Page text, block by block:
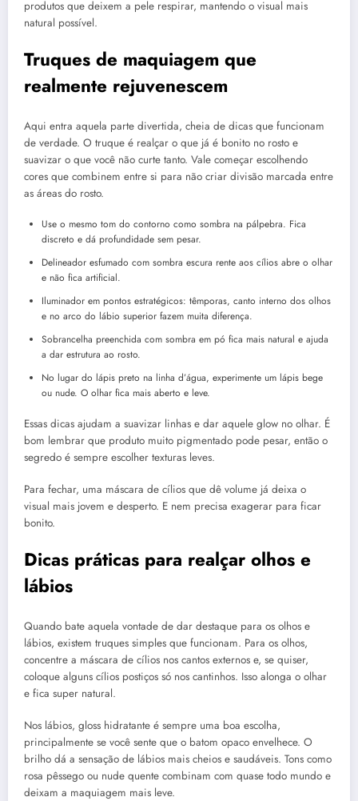
produtos que deixem a pele respirar, mantendo o visual mais
natural possível.
Truques de maquiagem que
realmente rejuvenescem
Aqui entra aquela parte divertida, cheia de dicas que funcionam
de verdade. O truque é realçar o que já é bonito no rosto e
suavizar o que você não curte tanto. Vale começar escolhendo
cores que combinem entre si para não criar divisão marcada entre
as áreas do rosto.
Use o mesmo tom do contorno como sombra na pálpebra. Fica
discreto e dá profundidade sem pesar.
Delineador esfumado com sombra escura rente aos cílios abre o olhar
e não fica artificial.
Iluminador em pontos estratégicos: têmporas, canto interno dos olhos
e no arco do lábio superior fazem muita diferença.
Sobrancelha preenchida com sombra em pó fica mais natural e ajuda
a dar estrutura ao rosto.
No lugar do lápis preto na linha d’água, experimente um lápis bege
ou nude. O olhar fica mais aberto e leve.
Essas dicas ajudam a suavizar linhas e dar aquele glow no olhar. É
bom lembrar que produto muito pigmentado pode pesar, então o
segredo é sempre escolher texturas leves.
Para fechar, uma máscara de cílios que dê volume já deixa o
visual mais jovem e desperto. E nem precisa exagerar para ficar
bonito.
Dicas práticas para realçar olhos e
lábios
Quando bate aquela vontade de dar destaque para os olhos e
lábios, existem truques simples que funcionam. Para os olhos,
concentre a máscara de cílios nos cantos externos e, se quiser,
coloque alguns cílios postiços só nos cantinhos. Isso alonga o olhar
e fica super natural.
Nos lábios, gloss hidratante é sempre uma boa escolha,
principalmente se você sente que o batom opaco envelhece. O
brilho dá a sensação de lábios mais cheios e saudáveis. Tons como
rosa pêssego ou nude quente combinam com quase todo mundo e
deixam a maquiagem mais leve.